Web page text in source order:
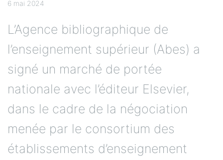
6 mai 2024
L’Agence bibliographique de
l’enseignement supérieur (Abes) a
signé un marché de portée
nationale avec l’éditeur Elsevier,
dans le cadre de la négociation
menée par le consortium des
établissements d’enseignement